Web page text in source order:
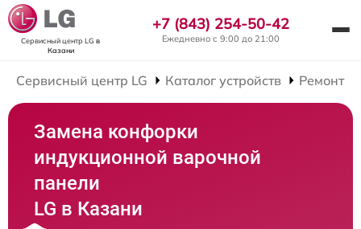
Сервисный центр LG в
Казани
+7 (843) 254-50-42
Ежедневно с 9:00 до 21:00
Сервисный центр LG Каталог устройств Ремонт
Замена конфорки
индукционной варочной
панели
LG в Казани